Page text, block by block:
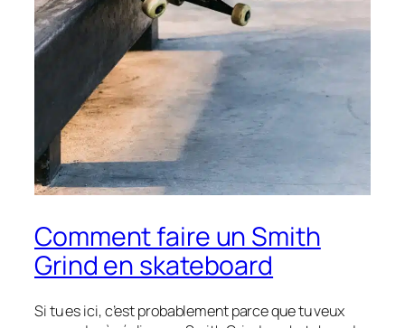
Comment faire un Smith
Grind en skateboard
Si tu es ici, c’est probablement parce que tu veux